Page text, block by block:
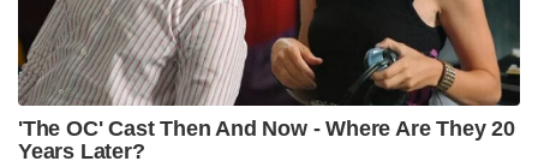
'The OC' Cast Then And Now - Where Are They 20
Years Later?